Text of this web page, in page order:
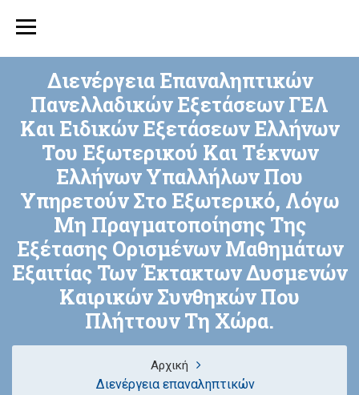
Διενέργεια Επαναληπτικών
Πανελλαδικών Εξετάσεων ΓΕΛ
Και Ειδικών Εξετάσεων Ελλήνων
Του Εξωτερικού Και Τέκνων
Ελλήνων Υπαλλήλων Που
Υπηρετούν Στο Εξωτερικό, Λόγω
Μη Πραγματοποίησης Της
Εξέτασης Ορισμένων Μαθημάτων
Εξαιτίας Των Έκτακτων Δυσμενών
Καιρικών Συνθηκών Που
Πλήττουν Τη Χώρα.
Αρχική
Διενέργεια επαναληπτικών